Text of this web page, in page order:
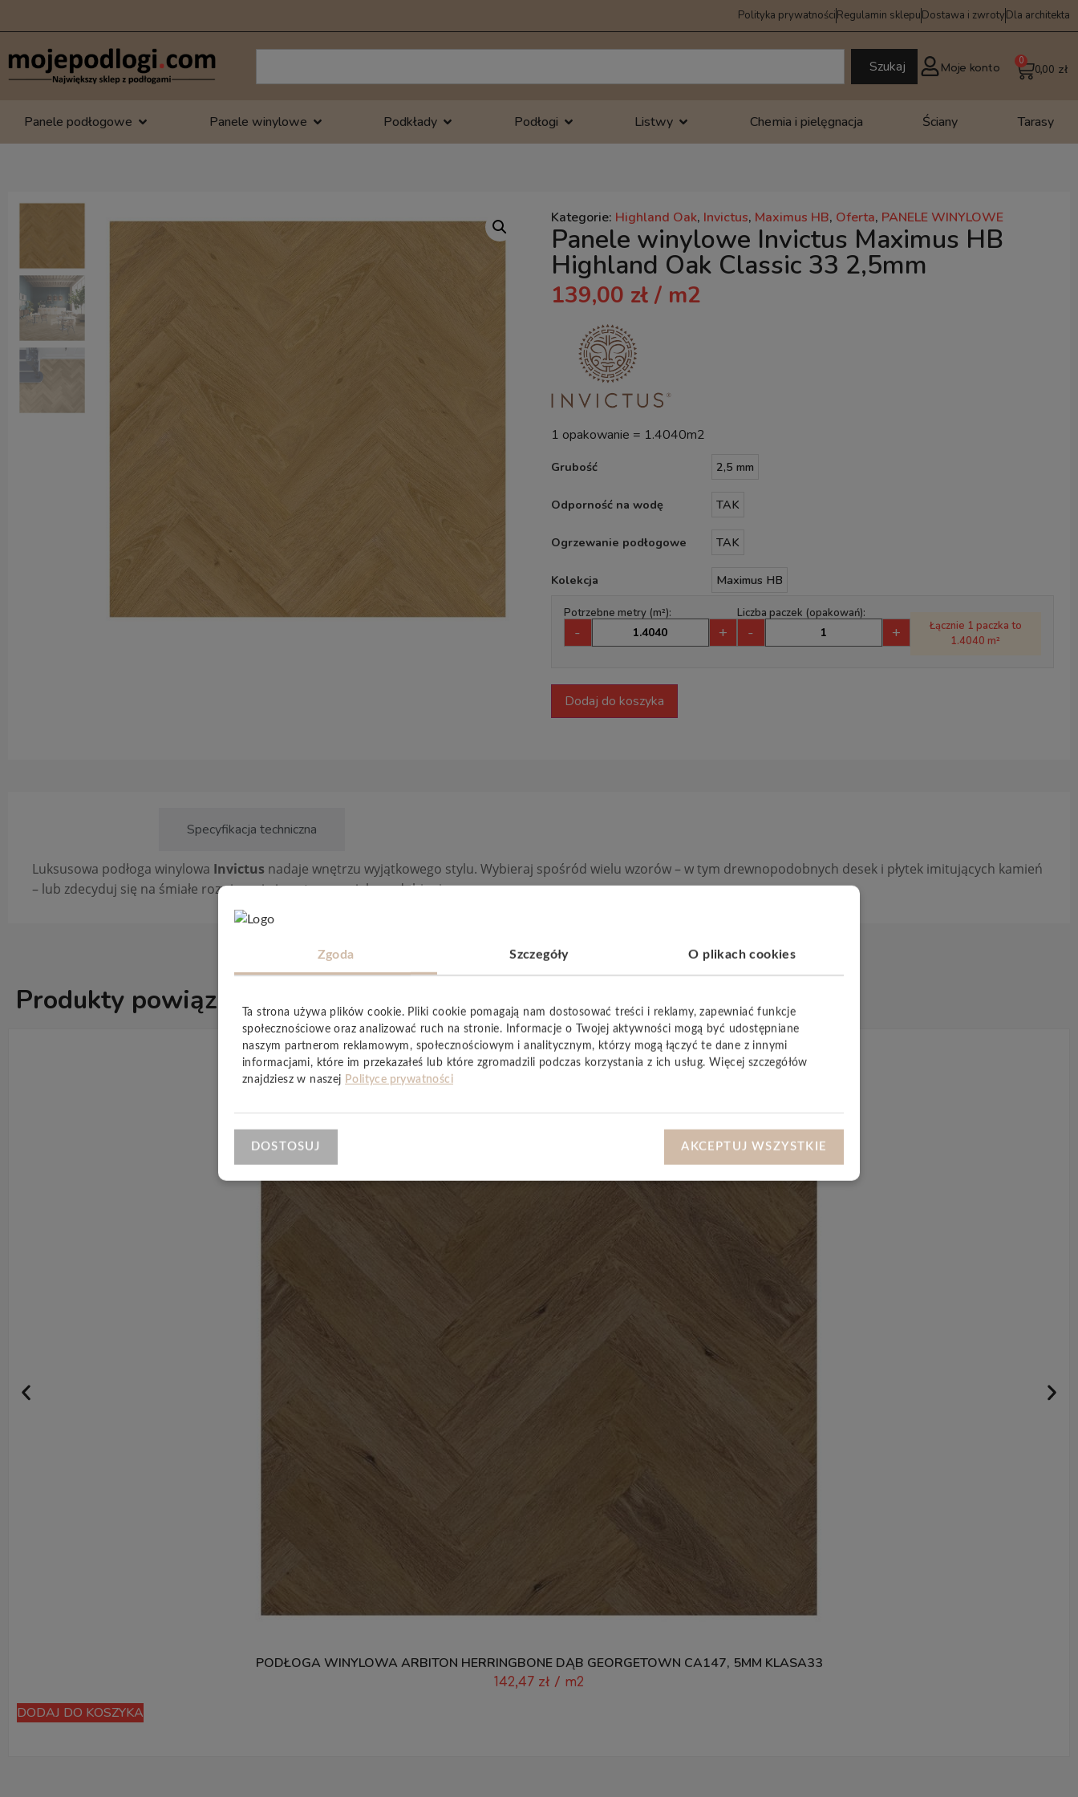
Polityka prywatnościRegulamin sklepuDostawa i zwrotyDla architekta
Szukaj Moje konto 0,00 zł
0
Panele podłogowe Panele winylowe Podkłady Podłogi Listwy Chemia i pielęgnacja Ściany Tarasy
Kategorie: Highland Oak, Invictus, Maximus HB, Oferta, PANELE WINYLOWE
Panele winylowe Invictus Maximus HB
Highland Oak Classic 33 2,5mm
139,00 zł/ m2
1 opakowanie = 1.4040m2
Grubość 2,5 mm
Odporność na wodę TAK
Ogrzewanie podłogowe TAK
Kolekcja Maximus HB
Potrzebne metry (m²):
- +
Liczba paczek (opakowań):
- +
Łącznie 1 paczka to
1.4040 m²
Dodaj do koszyka
Specyfikacja techniczna
Luksusowa podłoga winylowa Invictus nadaje wnętrzu wyjątkowego stylu. Wybieraj spośród wielu wzorów – w tym drewnopodobnych desek i płytek imitujących kamień
– lub zdecyduj się na śmiałe rozwiązanie i postaw na piękne zdobienia.
Produkty powiązane ZOBACZ WSZYSTKIE
PODŁOGA WINYLOWA ARBITON HERRINGBONE DĄB GEORGETOWN CA147, 5MM KLASA33
142,47 zł / m2
DODAJ DO KOSZYKA
Zgoda Szczegóły O plikach cookies
Ta strona używa plików cookie. Pliki cookie pomagają nam dostosować treści i reklamy, zapewniać funkcje
społecznościowe oraz analizować ruch na stronie. Informacje o Twojej aktywności mogą być udostępniane
naszym partnerom reklamowym, społecznościowym i analitycznym, którzy mogą łączyć te dane z innymi
informacjami, które im przekazałeś lub które zgromadzili podczas korzystania z ich usług. Więcej szczegółów
znajdziesz w naszej Polityce prywatności
DOSTOSUJ AKCEPTUJ WSZYSTKIE